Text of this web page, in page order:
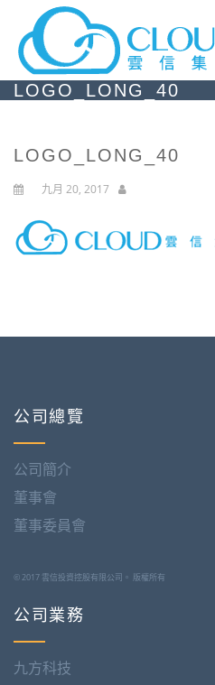
LOGO_LONG_40
LOGO_LONG_40
九月 20, 2017
公司總覽
公司簡介
董事會
董事委員會
© 2017 雲信投資控股有限公司。 版權所有
公司業務
九方科技